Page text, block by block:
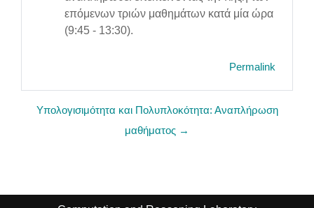
επόμενων τριών μαθημάτων κατά μία ώρα
(9:45 - 13:30).
Permalink
Υπολογισιμότητα και Πολυπλοκότητα: Αναπλήρωση
μαθήματος →